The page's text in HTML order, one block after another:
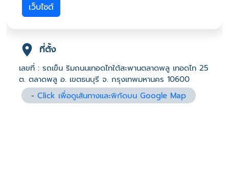
เว็บไซต์
ที่ตั้ง
เลขที่ : รถเข็น ริมถนนเทอดไทใต้สะพานตลาดพลู เทอดไท 25
ต. ตลาดพลู อ. เขตธนบุรี จ. กรุงเทพมหานคร 10600
-Click เพื่อดูเส้นทางและพิกัดบน Google Map